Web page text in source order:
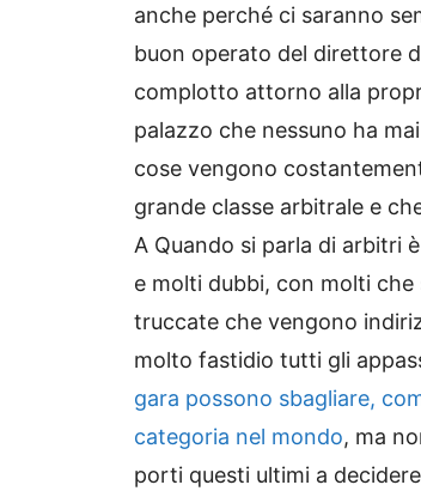
anche perché ci saranno
buon operato del direttore
complotto attorno alla
palazzo che nessuno ha
cose vengono
grande classe arbitrale e
A Quando si parla di arbitri
e molti dubbi, con molti
truccate che vengono
molto fastidio tutti gli
gara possono sbagliare,
categoria nel mondo, ma
porti questi ultimi a